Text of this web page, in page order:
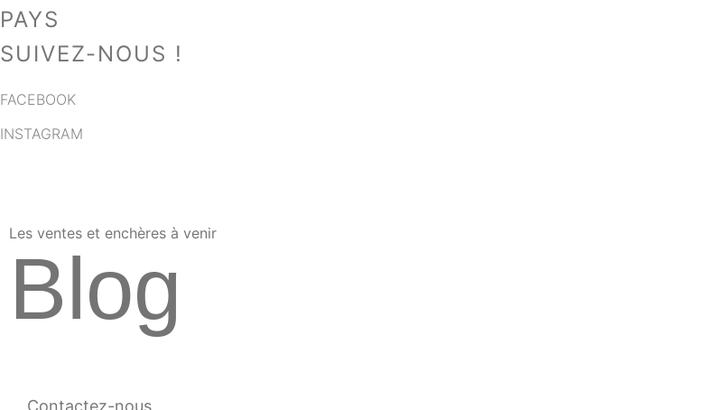
PAYS
SUIVEZ-NOUS !
FACEBOOK
INSTAGRAM
Les ventes et enchères à venir
Blog